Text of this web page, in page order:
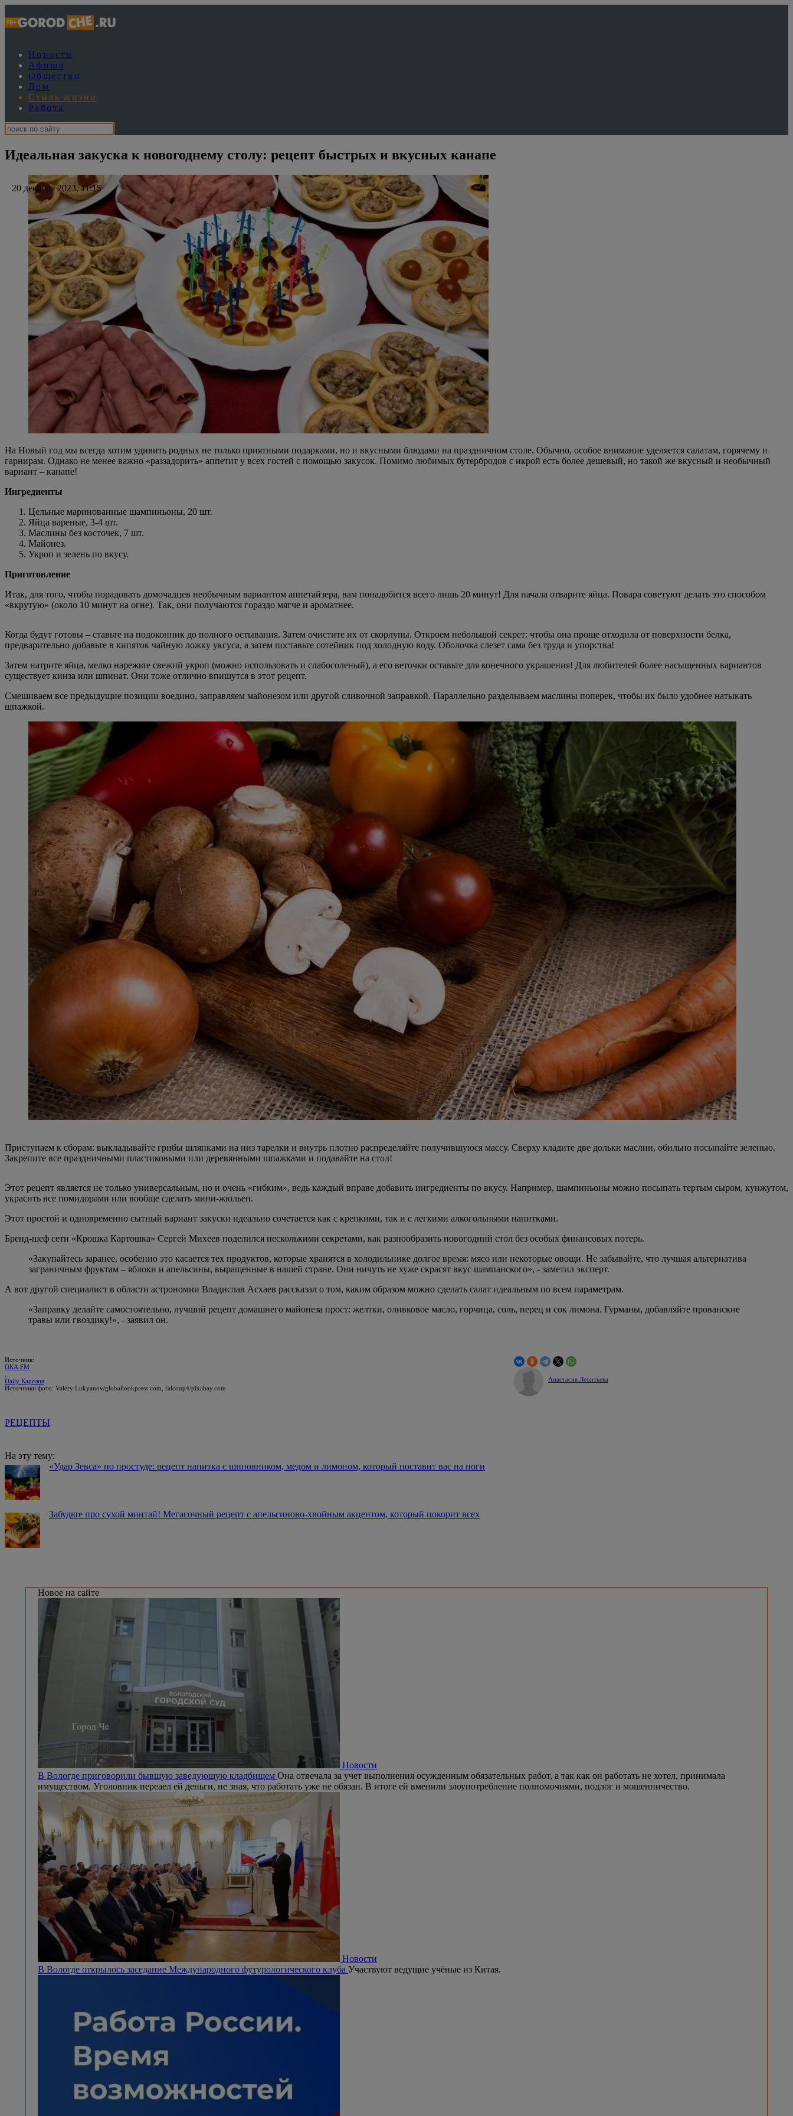
Новости
Афиша
Общество
Дом
Стиль жизни
Работа
Идеальная закуска к новогоднему столу: рецепт быстрых и вкусных канапе
20 декабря 2023, 11:15
На Новый год мы всегда хотим удивить родных не только приятными подарками, но и вкусными блюдами на праздничном столе. Обычно, особое внимание уделяется салатам, горячему и
гарнирам. Однако не менее важно «раззадорить» аппетит у всех гостей с помощью закусок. Помимо любимых бутербродов с икрой есть более дешевый, но такой же вкусный и необычный
вариант – канапе!
Ингредиенты
Цельные маринованные шампиньоны, 20 шт.
Яйца вареные, 3-4 шт.
Маслины без косточек, 7 шт.
Майонез.
Укроп и зелень по вкусу.
Приготовление
Итак, для того, чтобы порадовать домочадцев необычным вариантом аппетайзера, вам понадобится всего лишь 20 минут! Для начала отварите яйца. Повара советуют делать это способом
«вкрутую» (около 10 минут на огне). Так, они получаются гораздо мягче и ароматнее.
Когда будут готовы – ставьте на подоконник до полного остывания. Затем очистите их от скорлупы. Откроем небольшой секрет: чтобы она проще отходила от поверхности белка,
предварительно добавьте в кипяток чайную ложку уксуса, а затем поставьте сотейник под холодную воду. Оболочка слезет сама без труда и упорства!
Затем натрите яйца, мелко нарежьте свежий укроп (можно использовать и слабосоленый), а его веточки оставьте для конечного украшения! Для любителей более насыщенных вариантов
существует кинза или шпинат. Они тоже отлично впишутся в этот рецепт.
Смешиваем все предыдущие позиции воедино, заправляем майонезом или другой сливочной заправкой. Параллельно разделываем маслины поперек, чтобы их было удобнее натыкать
шпажкой.
Приступаем к сборам: выкладывайте грибы шляпками на низ тарелки и внутрь плотно распределяйте получившуюся массу. Сверху кладите две дольки маслин, обильно посыпайте зеленью.
Закрепите все праздничными пластиковыми или деревянными шпажками и подавайте на стол!
Этот рецепт является не только универсальным, но и очень «гибким», ведь каждый вправе добавить ингредиенты по вкусу. Например, шампиньоны можно посыпать тертым сыром, кунжутом,
украсить все помидорами или вообще сделать мини-жюльен.
Этот простой и одновременно сытный вариант закуски идеально сочетается как с крепкими, так и с легкими алкогольными напитками.
Бренд-шеф сети «Крошка Картошка» Сергей Михеев поделился несколькими секретами, как разнообразить новогодний стол без особых финансовых потерь.
«Закупайтесь заранее, особенно это касается тех продуктов, которые хранятся в холодильнике долгое время: мясо или некоторые овощи. Не забывайте, что лучшая альтернатива
заграничным фруктам – яблоки и апельсины, выращенные в нашей стране. Они ничуть не хуже скрасят вкус шампанского», - заметил эксперт.
А вот другой специалист в области астрономии Владислав Асхаев рассказал о том, каким образом можно сделать салат идеальным по всем параметрам.
«Заправку делайте самостоятельно, лучший рецепт домашнего майонеза прост: желтки, оливковое масло, горчица, соль, перец и сок лимона. Гурманы, добавляйте прованские
травы или гвоздику!», - заявил он.
Источник:
ОКА.FM
Daily Карелия
Источники фото: Valery Lukyanov/globallookpress.com, falconp4/pixabay.com
Анастасия Леонтьева
РЕЦЕПТЫ
На эту тему:
«Удар Зевса» по простуде: рецепт напитка с шиповником, медом и лимоном, который поставит вас на ноги
Забудьте про сухой минтай! Мегасочный рецепт с апельсиново-хвойным акцентом, который покорит всех
Новое на сайте
Новости
В Вологде приговорили бывшую заведующую кладбищем Она отвечала за учет выполнения осужденным обязательных работ, а так как он работать не хотел, принимала
имуществом. Уголовник переаел ей деньги, не зная, что работать уже не обязан. В итоге ей вменили злоупотребление полномочиями, подлог и мошенничество.
Новости
В Вологде открылось заседание Международного футурологического клуба Участвуют ведущие учёные из Китая.